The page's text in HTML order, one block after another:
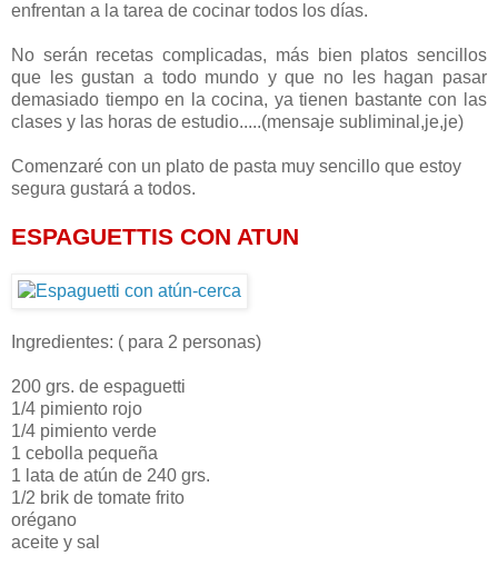
enfrentan a la tarea de cocinar todos los días.
No serán recetas complicadas, más bien platos sencillos
que les gustan a todo mundo y que no les hagan pasar
demasiado tiempo en la cocina, ya tienen bastante con las
clases y las horas de estudio.....(mensaje subliminal,je,je)
Comenzaré con un plato de pasta muy sencillo que estoy
segura gustará a todos.
ESPAGUETTIS CON ATUN
Ingredientes: ( para 2 personas)
200 grs. de espaguetti
1/4 pimiento rojo
1/4 pimiento verde
1 cebolla pequeña
1 lata de atún de 240 grs.
1/2 brik de tomate frito
orégano
aceite y sal